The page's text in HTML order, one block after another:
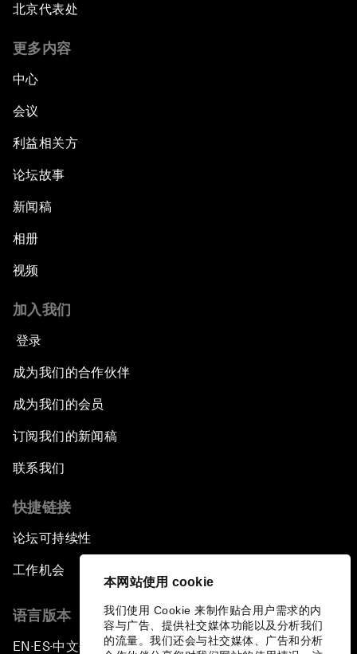
本网站使用 cookie
我们使用 Cookie 来制作贴合用户需求的内
容与广告、提供社交媒体功能以及分析我们
的流量。我们还会与社交媒体、广告和分析
北京代表处
更多内容
中心
会议
利益相关方
论坛故事
新闻稿
相册
视频
加入我们
登录
成为我们的合作伙伴
成为我们的会员
订阅我们的新闻稿
联系我们
快捷链接
论坛可持续性
工作机会
语言版本
EN ▪ES▪中文▪ 日本語